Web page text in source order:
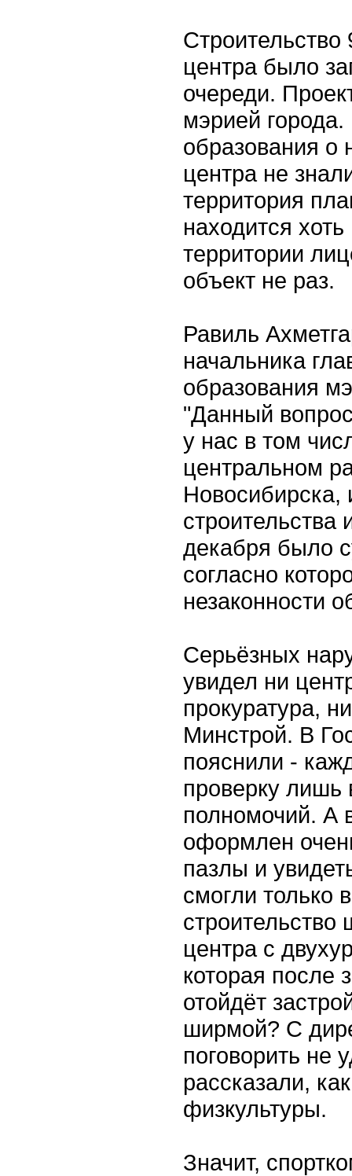
Строительство
центра было
очереди.
мэрией
образования о
центра не
территория
находится
территории
объект не раз.
Равиль
начальника
образования
"Данный
у нас в том
центральном
Новосибирска,
строительства
декабря было
согласно
незаконности
Серьёзных
увидел ни
прокуратура,
Минстрой. В
пояснили -
проверку лишь
полномочий. А
оформлен
пазлы и
смогли только
строительство
центра с
которая после
отойдёт
ширмой? С
поговорить не
рассказали,
физкультуры.
Значит,